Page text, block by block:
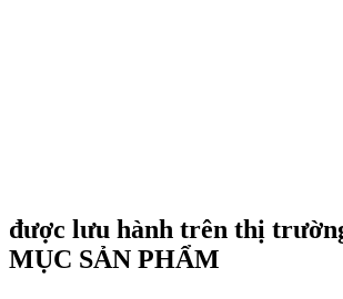
được lưu hành trên thị
MỤC SẢN PHẨM